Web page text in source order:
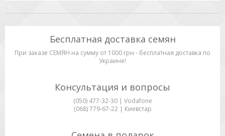
Бесплатная доставка семян
При заказе СЕМЯН на сумму от 1000 грн - бесплатная доставка по
Украине!
Консультация и вопросы
(050) 477-32-30 | Vodafone
(068) 779-67-22 | Киевстар